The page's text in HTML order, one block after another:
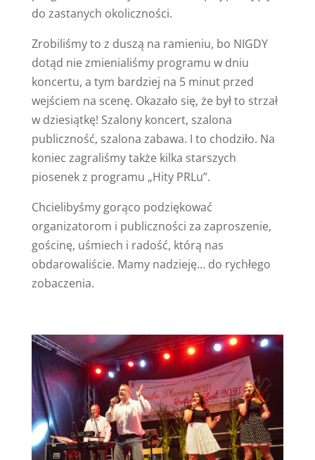
do zastanych okoliczności.
Zrobiliśmy to z duszą na ramieniu, bo NIGDY
dotąd nie zmienialiśmy programu w dniu
koncertu, a tym bardziej na 5 minut przed
wejściem na scenę. Okazało się, że był to strzał
w dziesiątkę! Szalony koncert, szalona
publiczność, szalona zabawa. I to chodziło. Na
koniec zagraliśmy także kilka starszych
piosenek z programu „Hity PRLu”.
Chcielibyśmy gorąco podziękować
organizatorom i publiczności za zaproszenie,
gościnę, uśmiech i radość, którą nas
obdarowaliście. Mamy nadzieję… do rychłego
zobaczenia.